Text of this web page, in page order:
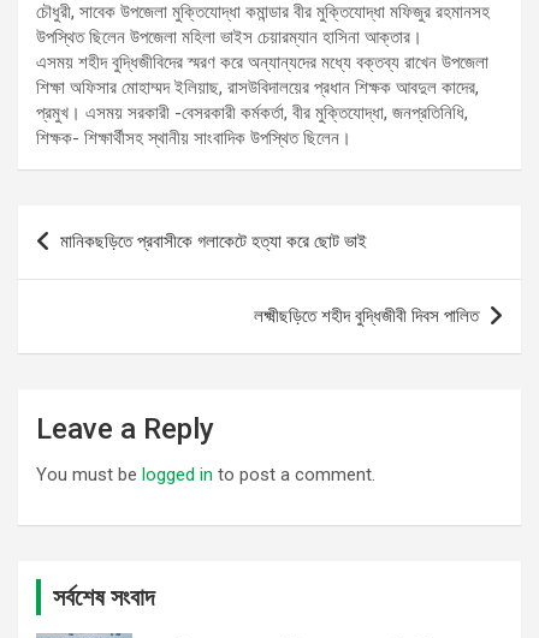
চৌধুরী, সাবেক উপজেলা মুক্তিযোদ্ধা কমান্ডার বীর মুক্তিযোদ্ধা মফিজুর রহমানসহ
উপস্থিত ছিলেন উপজেলা মহিলা ভাইস চেয়ারম্যান হাসিনা আক্তার।
এসময় শহীদ বুদ্ধিজীবিদের স্মরণ করে অন্যান্যদের মধ্যে বক্তব্য রাখেন উপজেলা
শিক্ষা অফিসার মোহাম্মদ ইলিয়াছ, রাসউবিদালয়ের প্রধান শিক্ষক আবদুল কাদের,
প্রমুখ। এসময় সরকারী -বেসরকারী কর্মকর্তা, বীর মুক্তিযোদ্ধা, জনপ্রতিনিধি,
শিক্ষক- শিক্ষার্থীসহ স্থানীয় সাংবাদিক উপস্থিত ছিলেন।
Post
navigation
মানিকছড়িতে প্রবাসীকে গলাকেটে হত্যা করে ছোট ভাই
লক্ষ্মীছড়িতে শহীদ বুদ্ধিজীবী দিবস পালিত
Leave a Reply
You must be logged in to post a comment.
সর্বশেষ সংবাদ